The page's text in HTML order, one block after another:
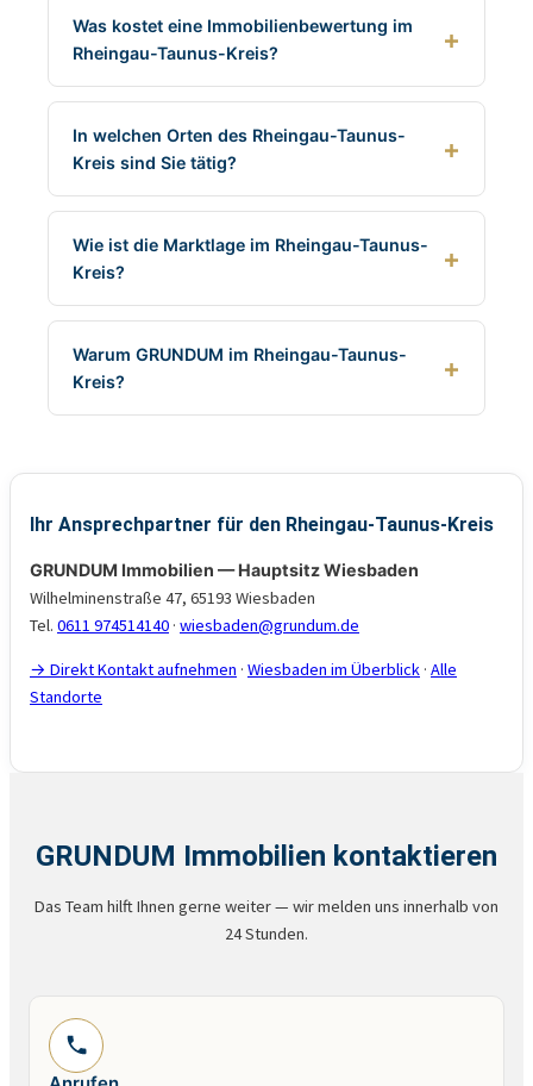
Was kostet eine Immobilienbewertung im
Rheingau-Taunus-Kreis?
In welchen Orten des Rheingau-Taunus-
Kreis sind Sie tätig?
Wie ist die Marktlage im Rheingau-Taunus-
Kreis?
Warum GRUNDUM im Rheingau-Taunus-
Kreis?
Ihr Ansprechpartner für den Rheingau-Taunus-Kreis
GRUNDUM Immobilien — Hauptsitz Wiesbaden
Wilhelminenstraße 47, 65193 Wiesbaden
Tel. 0611 974514140 · wiesbaden@grundum.de
→ Direkt Kontakt aufnehmen · Wiesbaden im Überblick · Alle
Standorte
GRUNDUM Immobilien kontaktieren
Das Team hilft Ihnen gerne weiter — wir melden uns innerhalb von
24 Stunden.